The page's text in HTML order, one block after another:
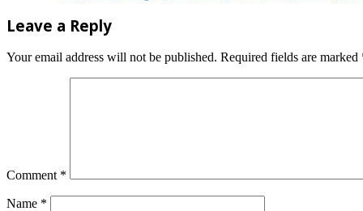
Leave a Reply
Your email address will not be published. Required fields are marked
Comment *
Name *